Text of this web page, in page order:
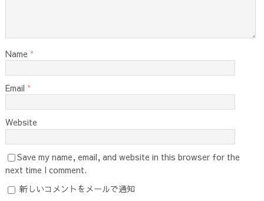
Name *
Email *
Website
Save my name, email, and website in this browser for the
next time I comment.
新しいコメントをメールで通知